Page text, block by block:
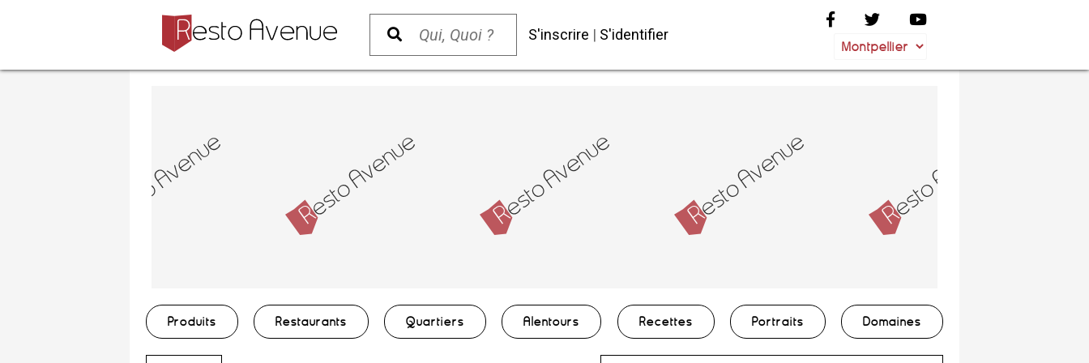
S'inscrire | S'identifier
Produits Restaurants Quartiers Alentours Recettes Portraits Domaines